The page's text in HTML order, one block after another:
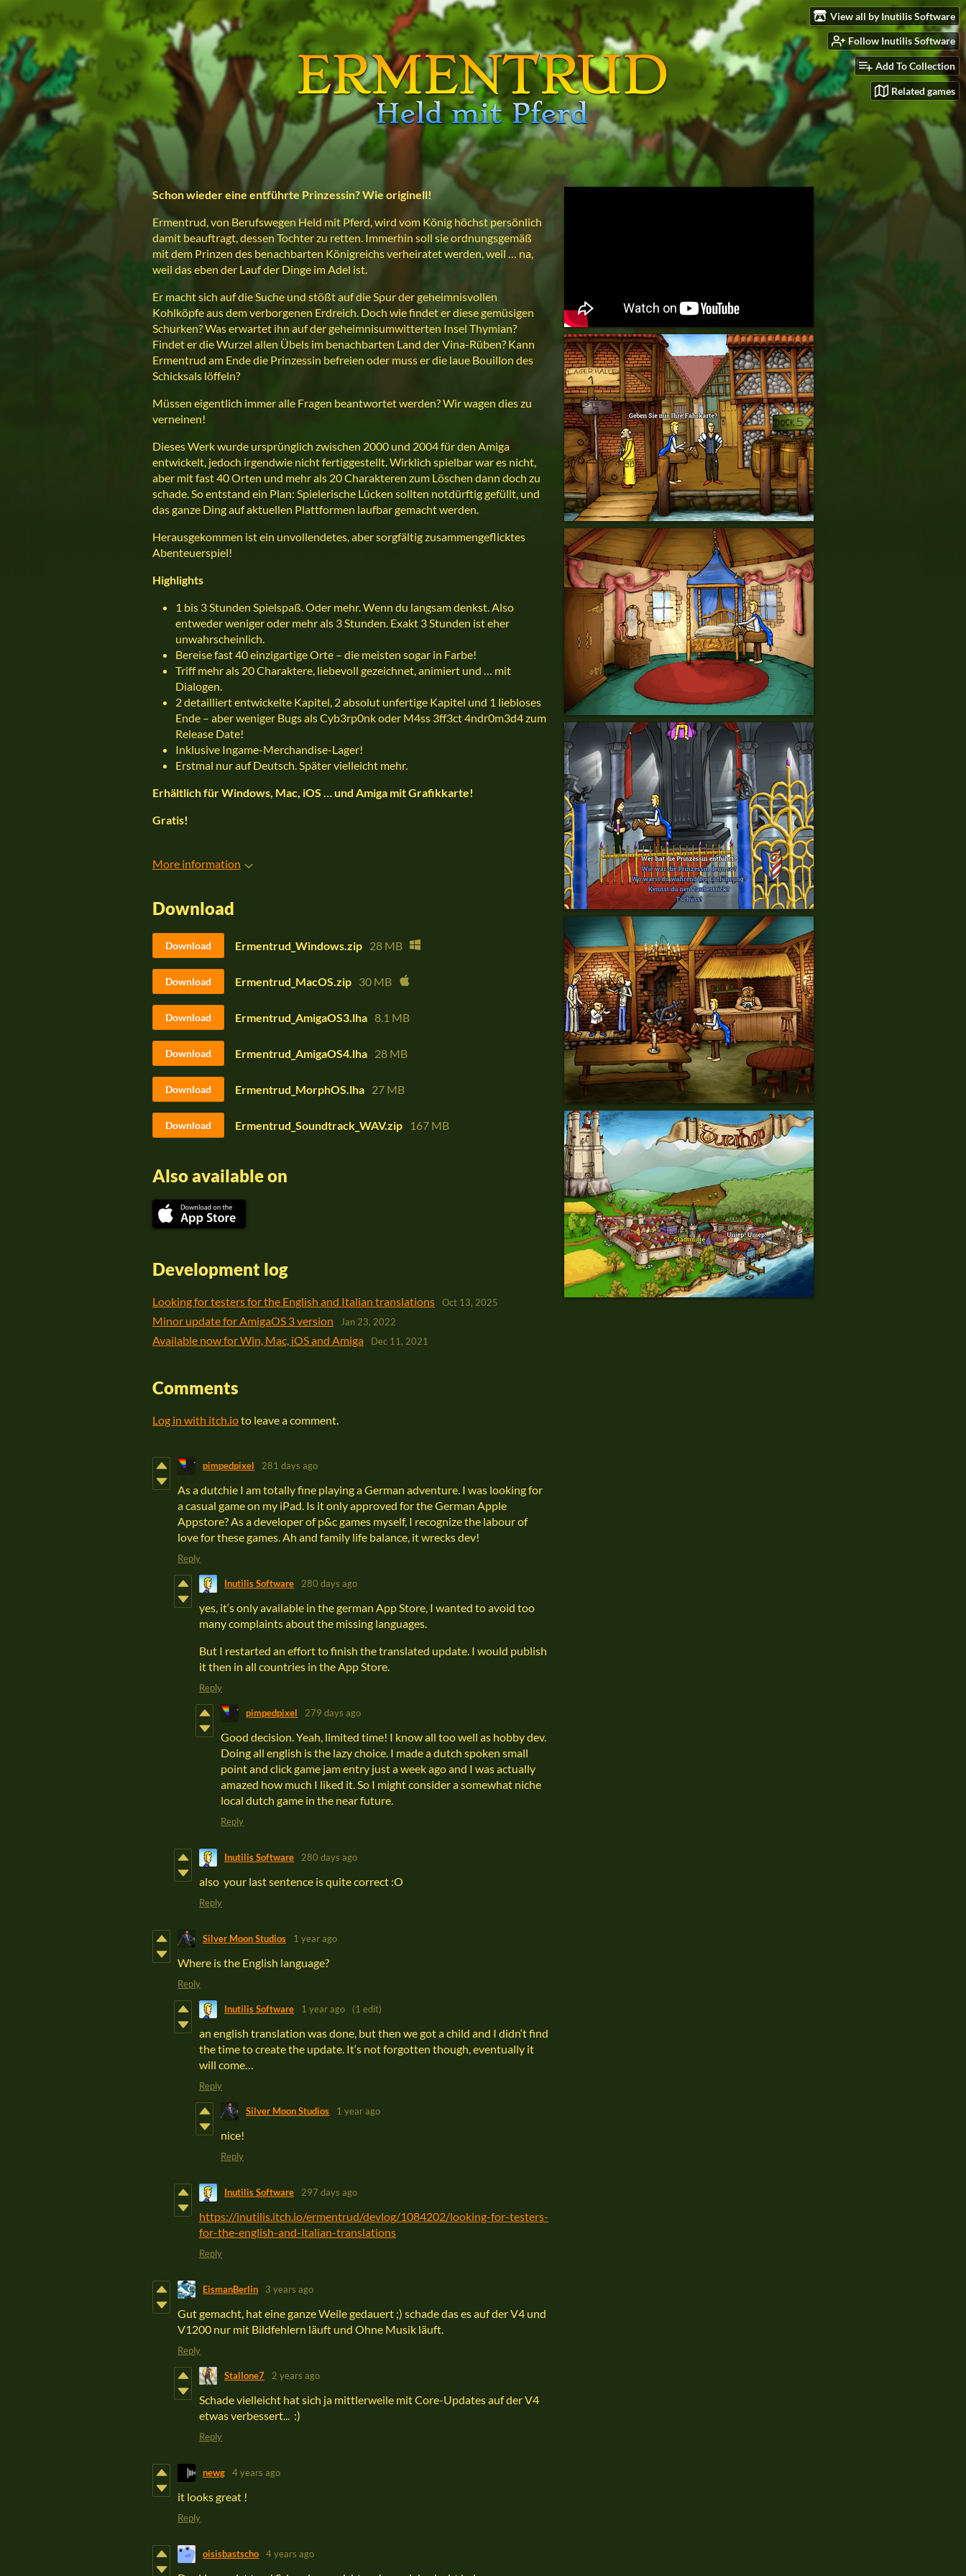
View all by Inutilis Software
Follow Inutilis Software
Add To Collection
Related games
Schon wieder eine entführte Prinzessin?Wie originell!
Ermentrud, von Berufswegen Held mit Pferd, wird vom König höchst persönlich
damit beauftragt, dessen Tochter zu retten. Immerhin soll sie ordnungsgemäß
mit dem Prinzen des benachbarten Königreichs verheiratet werden, weil … na,
weil das eben der Lauf der Dinge im Adel ist.
Er macht sich auf die Suche und stößt auf die Spur der geheimnisvollen
Kohlköpfe aus dem verborgenen Erdreich. Doch wie findet er diese gemüsigen
Schurken? Was erwartet ihn auf der geheimnisumwitterten Insel Thymian?
Findet er die Wurzel allen Übels im benachbarten Land der Vina-Rüben? Kann
Ermentrud am Ende die Prinzessin befreien oder muss er die laue Bouillon des
Schicksals löffeln?
Müssen eigentlich immer alle Fragen beantwortet werden? Wir wagen dies zu
verneinen!
Dieses Werk wurde ursprünglich zwischen 2000 und 2004 für den Amiga
entwickelt, jedoch irgendwie nicht fertiggestellt. Wirklich spielbar war es nicht,
aber mit fast 40 Orten und mehr als 20 Charakteren zum Löschen dann doch zu
schade. So entstand ein Plan: Spielerische Lücken sollten notdürftig gefüllt, und
das ganze Ding auf aktuellen Plattformen laufbar gemacht werden.
Herausgekommen ist ein unvollendetes, aber sorgfältig zusammengeflicktes
Abenteuerspiel!
Highlights
1 bis 3 Stunden Spielspaß. Oder mehr. Wenn du langsam denkst. Also
entweder weniger oder mehr als 3 Stunden. Exakt 3 Stunden ist eher
unwahrscheinlich.
Bereise fast 40 einzigartige Orte – die meisten sogar in Farbe!
Triff mehr als 20 Charaktere, liebevoll gezeichnet, animiert und … mit
Dialogen.
2 detailliert entwickelte Kapitel, 2 absolut unfertige Kapitel und 1 liebloses
Ende – aber weniger Bugs als Cyb3rp0nk oder M4ss 3ff3ct 4ndr0m3d4 zum
Release Date!
Inklusive Ingame-Merchandise-Lager!
Erstmal nur auf Deutsch. Später vielleicht mehr.
Erhältlich für Windows, Mac, iOS … und Amiga mit Grafikkarte!
Gratis!
More information
Download
Download Ermentrud_Windows.zip 28 MB
Download Ermentrud_MacOS.zip 30 MB
Download Ermentrud_AmigaOS3.lha 8.1 MB
Download Ermentrud_AmigaOS4.lha 28 MB
Download Ermentrud_MorphOS.lha 27 MB
Download Ermentrud_Soundtrack_WAV.zip 167 MB
Also available on
Development log
Looking for testers for the English and Italian translations Oct 13, 2025
Minor update for AmigaOS 3 version Jan 23, 2022
Available now for Win, Mac, iOS and Amiga Dec 11, 2021
Comments
Log in with itch.ioto leave a comment.
pimpedpixel 281 days ago
As a dutchie I am totally fine playing a German adventure. I was looking for
a casual game on my iPad. Is it only approved for the German Apple
Appstore? As a developer of p&c games myself, I recognize the labour of
love for these games. Ah and family life balance, it wrecks dev!
Reply
Inutilis Software 280 days ago
yes, it‘s only available in the german App Store, I wanted to avoid too
many complaints about the missing languages.
But I restarted an effort to finish the translated update. I would publish
it then in all countries in the App Store.
Reply
pimpedpixel 279 days ago
Good decision. Yeah, limited time! I know all too well as hobby dev.
Doing all english is the lazy choice. I made a dutch spoken small
point and click game jam entry just a week ago and I was actually
amazed how much I liked it. So I might consider a somewhat niche
local dutch game in the near future.
Reply
Inutilis Software 280 days ago
also your last sentence is quite correct :O
Reply
Silver Moon Studios 1 year ago
Where is the English language?
Reply
Inutilis Software 1 year ago (1 edit)
an english translation was done, but then we got a child and I didn‘t find
the time to create the update. It‘s not forgotten though, eventually it
will come…
Reply
Silver Moon Studios 1 year ago
nice!
Reply
Inutilis Software 297 days ago
https://inutilis.itch.io/ermentrud/devlog/1084202/looking-for-testers-
for-the-english-and-italian-translations
Reply
EismanBerlin 3 years ago
Gut gemacht, hat eine ganze Weile gedauert ;) schade das es auf der V4 und
V1200 nur mit Bildfehlern läuft und Ohne Musik läuft.
Reply
Stallone7 2 years ago
Schade vielleicht hat sich ja mittlerweile mit Core-Updates auf der V4
etwas verbessert... :)
Reply
newg 4 years ago
it looks great !
Reply
oisisbastscho 4 years ago